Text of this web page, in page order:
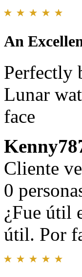
An
Perfectly
Lunar
face
Cliente
0
¿Fue útil
útil. Por